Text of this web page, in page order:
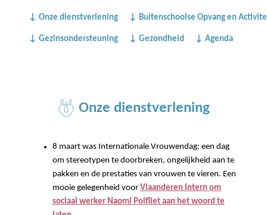
↓ Onze dienstverlening ↓ Buitenschoolse Opvang en
↓ Gezinsondersteuning ↓ Gezondheid ↓ Agenda
Onze dienstverlening
8 maart was Internationale Vrouwendag: een dag
om stereotypen te doorbreken, ongelijkheid aan te
pakken en de prestaties van vrouwen te vieren. Een
mooie gelegenheid voor Vlaanderen Intern om
sociaal werker Naomi Polfliet aan het woord te